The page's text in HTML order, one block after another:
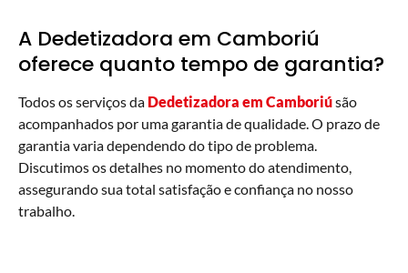
A Dedetizadora em Camboriú
oferece quanto tempo de garantia?
Todos os serviços da Dedetizadora em Camboriúsão
acompanhados por uma garantia de qualidade. O prazo de
garantia varia dependendo do tipo de problema.
Discutimos os detalhes no momento do atendimento,
assegurando sua total satisfação e confiança no nosso
trabalho.